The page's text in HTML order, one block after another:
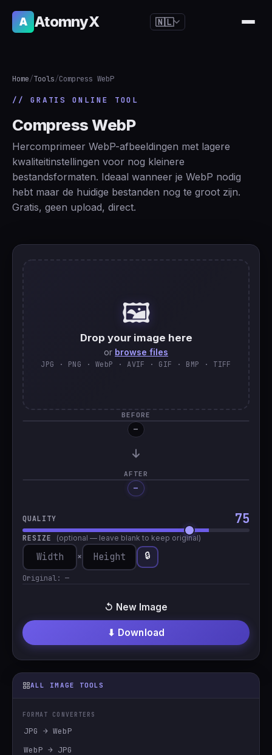
A AtomnyX 🇳🇱
🇯🇵日本語
🇷🇺Русский
🇨🇳 简体中文
🇮🇳हिन्दी
Home/Tools/Compress WebP
// GRATIS ONLINE TOOL
Compress WebP
Hercomprimeer WebP-afbeeldingen met lagere
kwaliteitinstellingen voor nog kleinere
bestandsformaten. Ideaal wanneer je WebP nodig
hebt maar de huidige bestanden nog te groot zijn.
Gratis, geen upload, direct.
🖼️
Drop your image here
or browse files
JPG · PNG · WebP · AVIF · GIF · BMP · TIFF
BEFORE
—
AFTER
Processing…
—
QUALITY 75
RESIZE (optional — leave blank to keep original)
× 🔒
Original: —
⬇ Download
↺ New Image
ALL IMAGE TOOLS
FORMAT CONVERTERS
JPG → WebP
WebP → JPG